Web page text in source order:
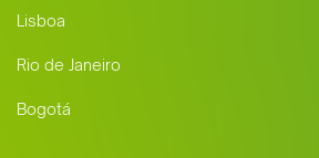
Lisboa
Rio de Janeiro
Bogotá